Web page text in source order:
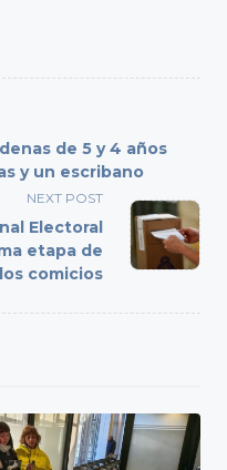
de 5 y 4 años
y un escribano
NEXT POST
Electoral
etapa de
comicios